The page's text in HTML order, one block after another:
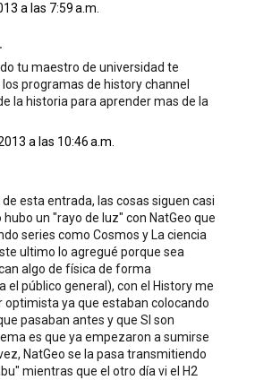
a las 7:59 a.m.
tu maestro de universidad te
programas de history channel
la historia para aprender mas de la
a las 10:46 a.m.
esta entrada, las cosas siguen casi
hubo un "rayo de luz" con NatGeo que
series como Cosmos y La ciencia
ultimo lo agregué porque sea
algo de física de forma
el público general), con el History me
optimista ya que estaban colocando
pasaban antes y que SI son
es que ya empezaron a sumirse
NatGeo se la pasa transmitiendo
mientras que el otro día vi el H2